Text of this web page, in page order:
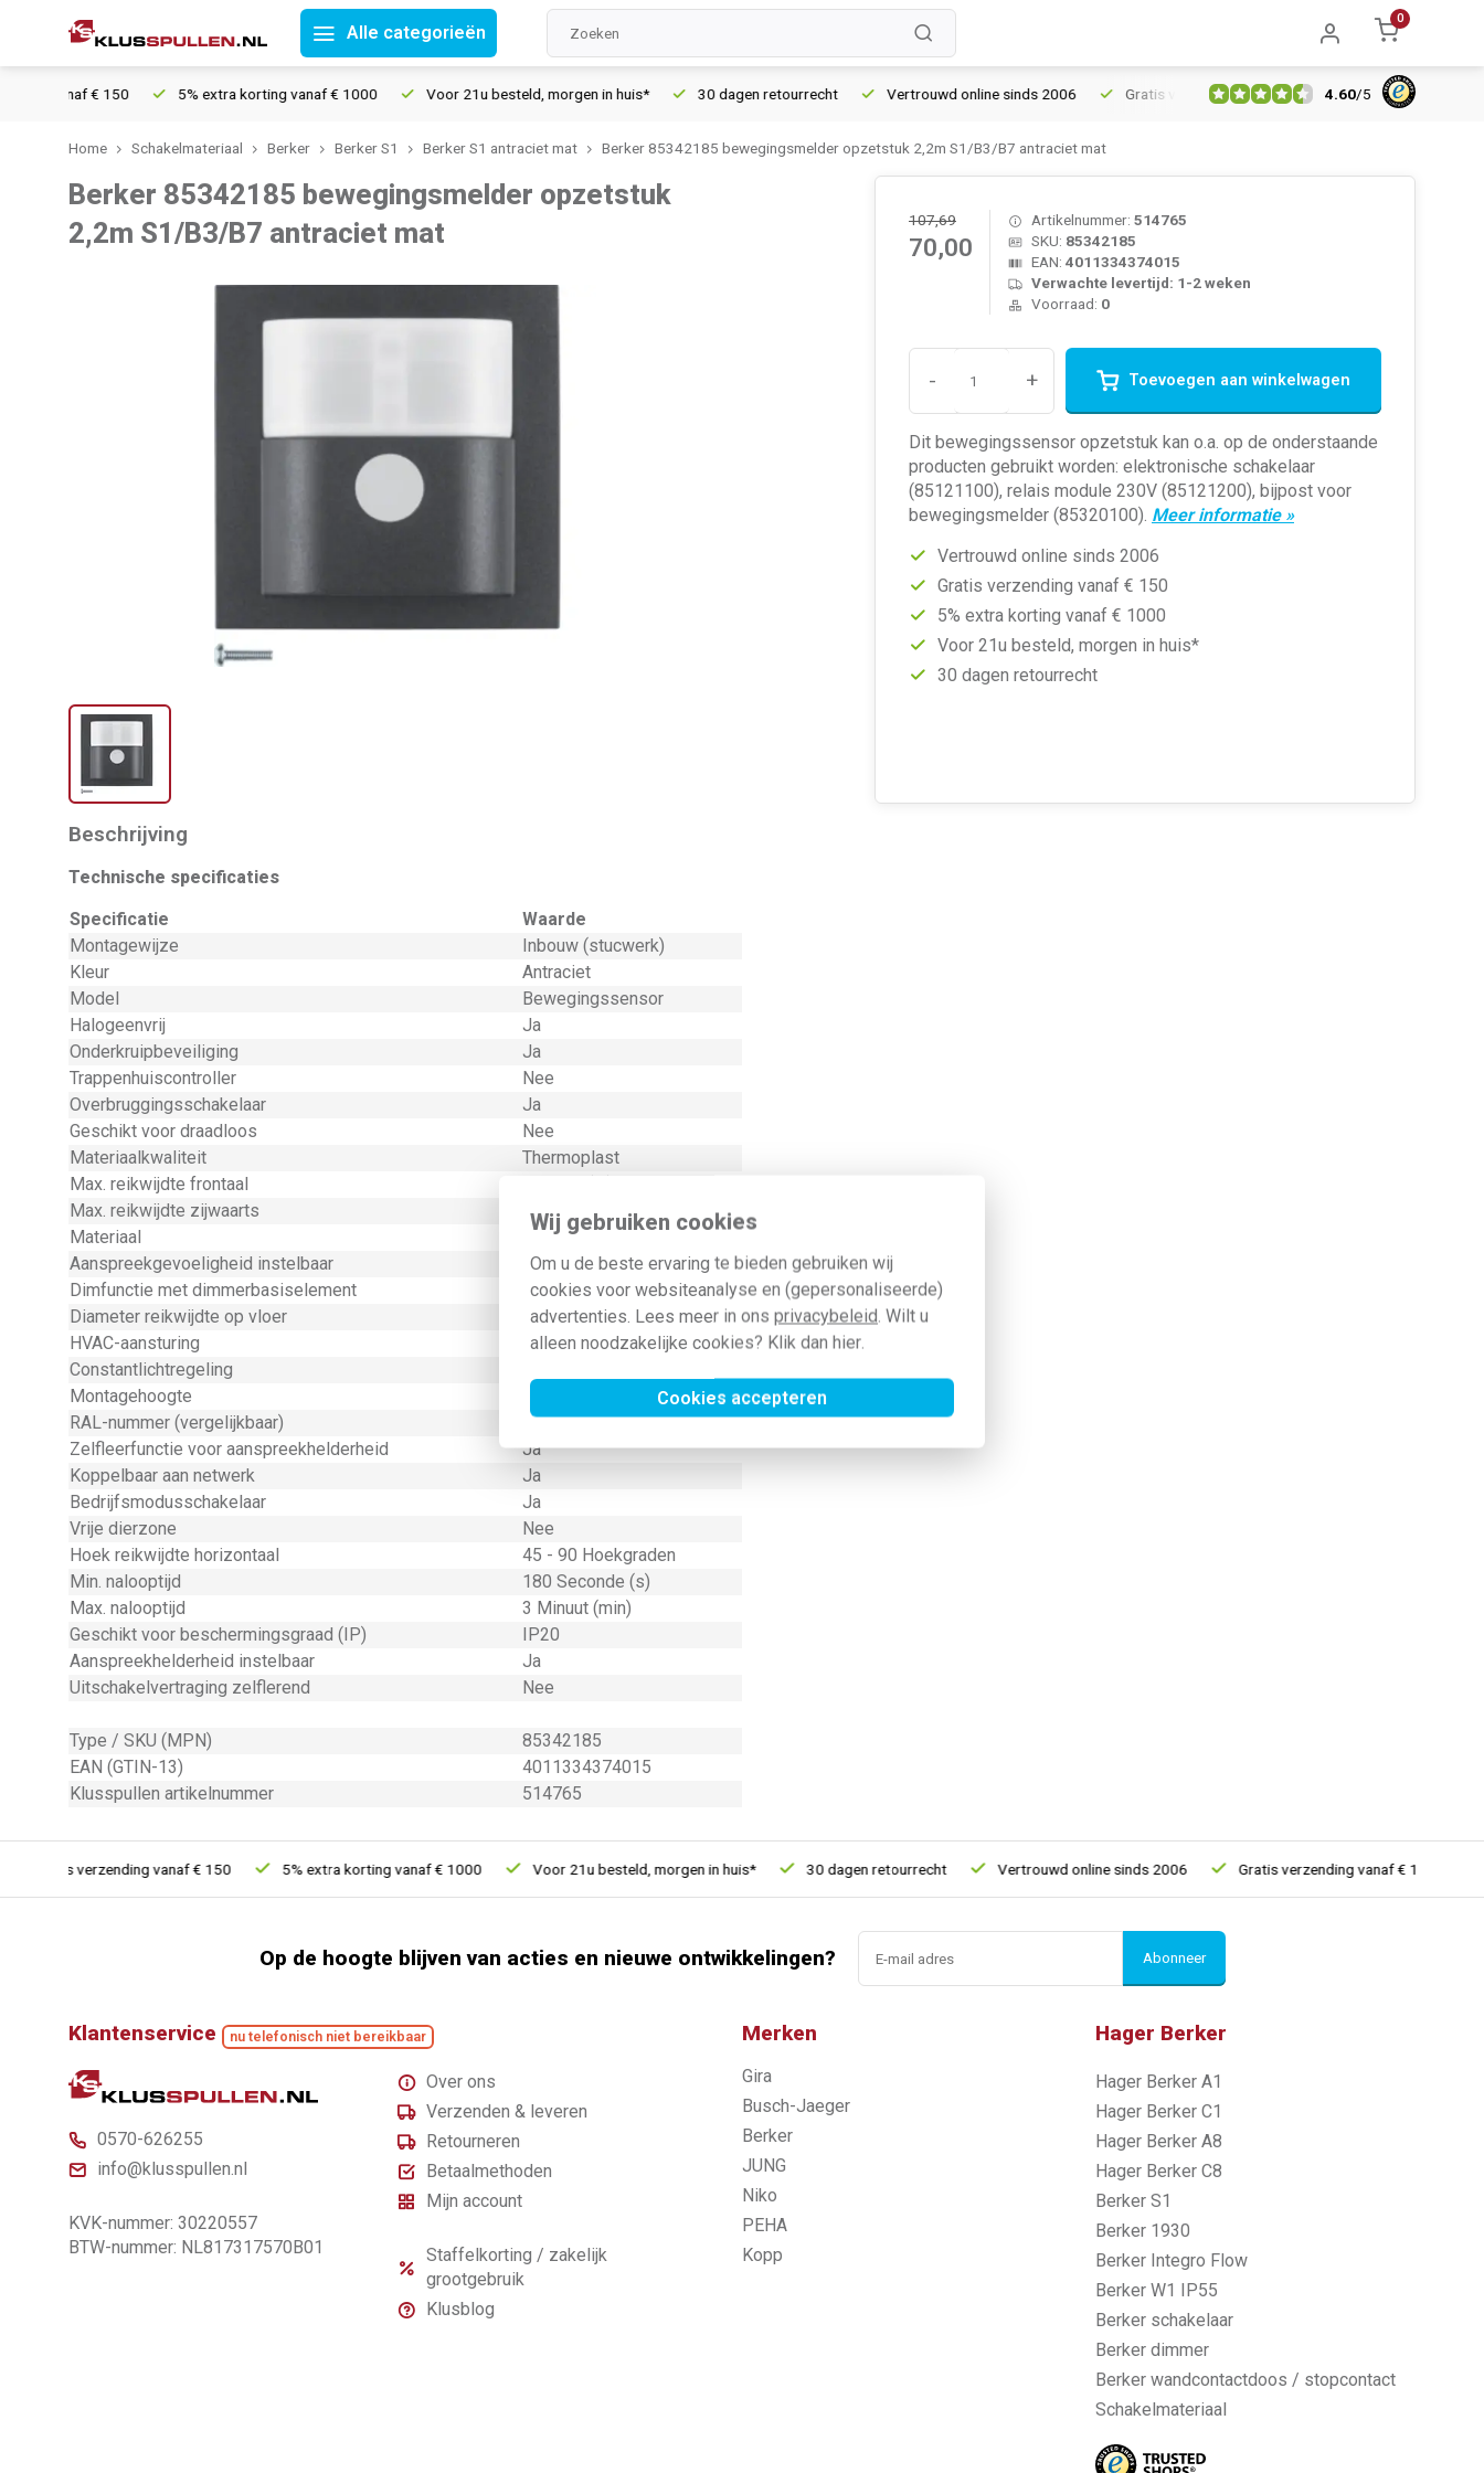
Wij gebruiken cookies
Om u de beste ervaring te bieden gebruiken wij
cookies voor websiteanalyse en (gepersonaliseerde)
advertenties. Lees meer in ons privacybeleid. Wilt u
alleen noodzakelijke cookies? Klik dan hier.
Cookies accepteren
Alle categorieën
0
vanaf € 150 5% extra korting vanaf € 1000 Voor 21u besteld, morgen in huis* 30 dagen retourrecht Vertrouwd online sinds 2006 Gratis verzending vanaf € 150 5% extra korting
4.60/5
Home Schakelmateriaal Berker Berker S1 Berker S1 antraciet mat Berker 85342185 bewegingsmelder opzetstuk 2,2m S1/B3/B7 antraciet mat
Berker 85342185 bewegingsmelder opzetstuk
2,2m S1/B3/B7 antraciet mat
107,69
70,00
Artikelnummer: 514765
SKU: 85342185
EAN: 4011334374015
Verwachte levertijd: 1-2 weken
Voorraad: 0
- + Toevoegen aan winkelwagen
Dit bewegingssensor opzetstuk kan o.a. op de onderstaande
producten gebruikt worden: elektronische schakelaar
(85121100), relais module 230V (85121200), bijpost voor
bewegingsmelder (85320100). Meer informatie »
Vertrouwd online sinds 2006
Gratis verzending vanaf € 150
5% extra korting vanaf € 1000
Voor 21u besteld, morgen in huis*
30 dagen retourrecht
Beschrijving
Technische specificaties
Specificatie
Waarde
Montagewijze
Inbouw (stucwerk)
Kleur
Antraciet
Model
Bewegingssensor
Halogeenvrij
Ja
Onderkruipbeveiliging
Ja
Trappenhuiscontroller
Nee
Overbruggingsschakelaar
Ja
Geschikt voor draadloos
Nee
Materiaalkwaliteit
Thermoplast
Max. reikwijdte frontaal
Max. reikwijdte zijwaarts
6 Meter (m)
Materiaal
Kunststof
Aanspreekgevoeligheid instelbaar
Ja
Dimfunctie met dimmerbasiselement
Ja
Diameter reikwijdte op vloer
0 Meter (m)
HVAC-aansturing
Ja
Constantlichtregeling
Montagehoogte
RAL-nummer (vergelijkbaar)
7021
Zelfleerfunctie voor aanspreekhelderheid
Ja
Koppelbaar aan netwerk
Ja
Bedrijfsmodusschakelaar
Ja
Vrije dierzone
Nee
Hoek reikwijdte horizontaal
45 - 90 Hoekgraden
Min. nalooptijd
180 Seconde (s)
Max. nalooptijd
3 Minuut (min)
Geschikt voor beschermingsgraad (IP)
IP20
Aanspreekhelderheid instelbaar
Ja
Uitschakelvertraging zelflerend
Nee
Type / SKU (MPN)
85342185
EAN (GTIN-13)
4011334374015
Klusspullen artikelnummer
514765
Gratis verzending vanaf € 150 5% extra korting vanaf € 1000 Voor 21u besteld, morgen in huis* 30 dagen retourrecht Vertrouwd online sinds 2006 Gratis verzending vanaf € 150
Op de hoogte blijven van acties en nieuwe ontwikkelingen? Abonneer
Klantenservice nu telefonisch niet bereikbaar
0570-626255
info@klusspullen.nl
KVK-nummer: 30220557
BTW-nummer: NL817317570B01
Over ons
Verzenden & leveren
Retourneren
Betaalmethoden
Mijn account
Staffelkorting / zakelijk
grootgebruik
Klusblog
Merken
Gira
Busch-Jaeger
Berker
JUNG
Niko
PEHA
Kopp
Hager Berker
Hager Berker A1
Hager Berker C1
Hager Berker A8
Hager Berker C8
Berker S1
Berker 1930
Berker Integro Flow
Berker W1 IP55
Berker schakelaar
Berker dimmer
Berker wandcontactdoos / stopcontact
Schakelmateriaal